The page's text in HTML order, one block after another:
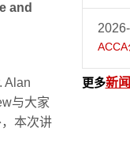
and
Alan
与大家
本次讲
更多新闻